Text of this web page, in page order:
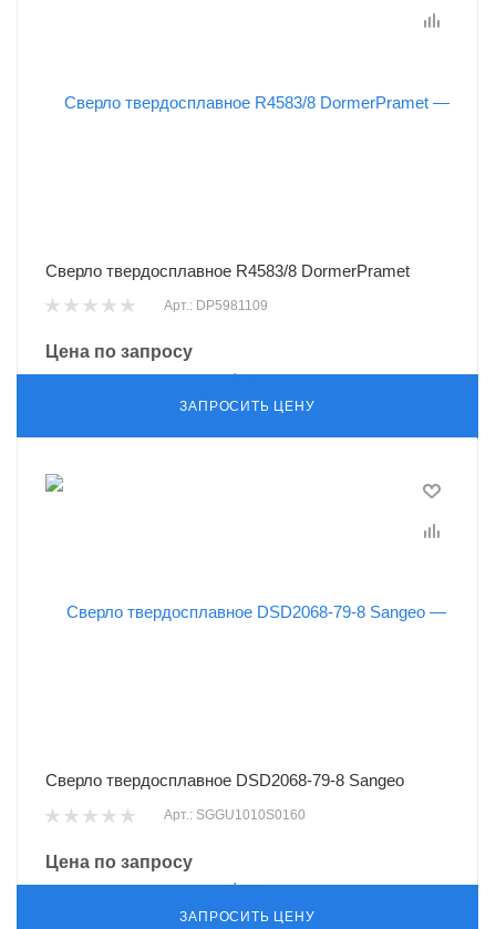
Сверло твердосплавное R4583/8 DormerPramet
Арт.: DP5981109
Цена по запросу
ЗАПРОСИТЬ ЦЕНУ
Сверло твердосплавное DSD2068-79-8 Sangeo
Арт.: SGGU1010S0160
Цена по запросу
ЗАПРОСИТЬ ЦЕНУ